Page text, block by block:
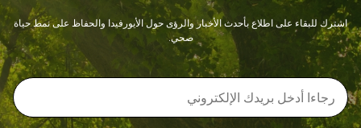
اشترك للبقاء على اطلاع بأحدث الأخبار والرؤى حول الأيورفيدا والحفاظ على نمط حياة
صحي.